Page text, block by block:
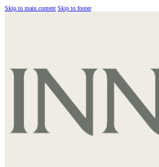
Skip to main content Skip to footer